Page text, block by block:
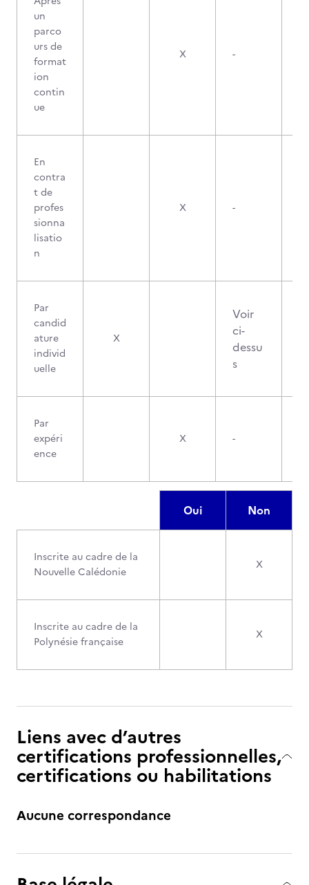
un
parco
urs de
format
ion
contin
ue
X -
En
contra
t de
profes
sionna
lisatio
n
X -
Par
candid
ature
individ
uelle
X
Voir
ci-
dessu
s
Par
expéri
ence
X -
Oui Non
Inscrite au cadre de la
Nouvelle Calédonie
X
Inscrite au cadre de la
Polynésie française
X
Liens avec d’autres
certifications professionnelles,
certifications ou habilitations
Aucune correspondance